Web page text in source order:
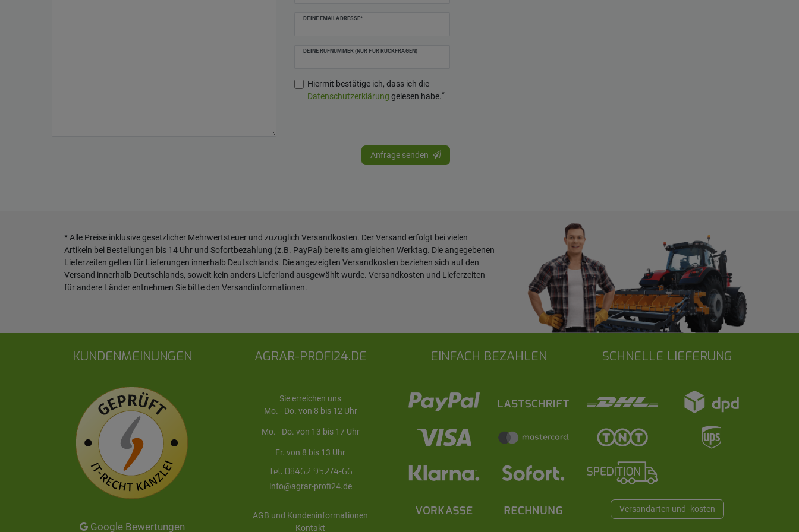
DEINE EMAILADRESSE*
DEINE RUFNUMMER (NUR FÜR RÜCKFRAGEN)
Hiermit bestätige ich, dass ich die
Daten­schutz­erklärung gelesen habe.*
Anfrage senden
* Alle Preise inklusive gesetzlicher Mehrwertsteuer und zuzüglich Versandkosten. Der Versand erfolgt bei vielen
Artikeln bei Bestellungen bis 14 Uhr und Sofortbezahlung (z.B. PayPal) bereits am gleichen Werktag. Die angegebenen
Lieferzeiten gelten für Lieferungen innerhalb Deutschlands. Die angezeigten Versandkosten beziehen sich auf den
Versand innerhalb Deutschlands, soweit kein anders Lieferland ausgewählt wurde. Versandkosten und Lieferzeiten
für andere Länder entnehmen Sie bitte den Versandinformationen.
EINFACH BEZAHLEN SCHNELLE LIEFERUNG
Versandarten und -kosten
KUNDENMEINUNGEN
Google Bewertungen
AGRAR-PROFI24.DE
Sie erreichen uns
Mo. - Do. von 8 bis 12 Uhr
Mo. - Do. von 13 bis 17 Uhr
Fr. von 8 bis 13 Uhr
Tel. 08462 95274-66
info@agrar-profi24.de
AGB und Kundeninformationen
Kontakt